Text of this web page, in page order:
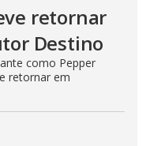
retornar
Destino
como Pepper
retornar em